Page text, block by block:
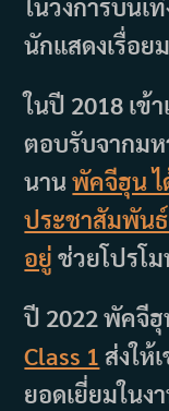
ในวงการบันเ
นักแสดงเรื่อย
ในปี 2018 เข้
ตอบรับจากมห
นานพัคจีฮุน ไ
ประชาสัมพัน
อยู่ ช่วยโปรโ
ปี 2022 พัคจี
Class 1 ส่งให้
ยอดเยี่ยมในง